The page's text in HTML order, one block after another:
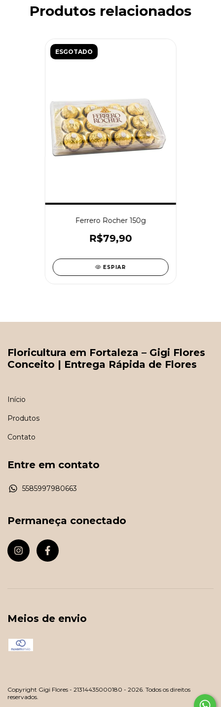
Produtos relacionados
ESGOTADO
Ferrero Rocher 150g
R$79,90
ESPIAR
Floricultura em Fortaleza – Gigi Flores
Conceito | Entrega Rápida de Flores
Início
Produtos
Contato
Entre em contato
5585997980663
Permaneça conectado
Meios de envio
Copyright Gigi Flores - 21314435000180 - 2026. Todos os direitos
reservados.